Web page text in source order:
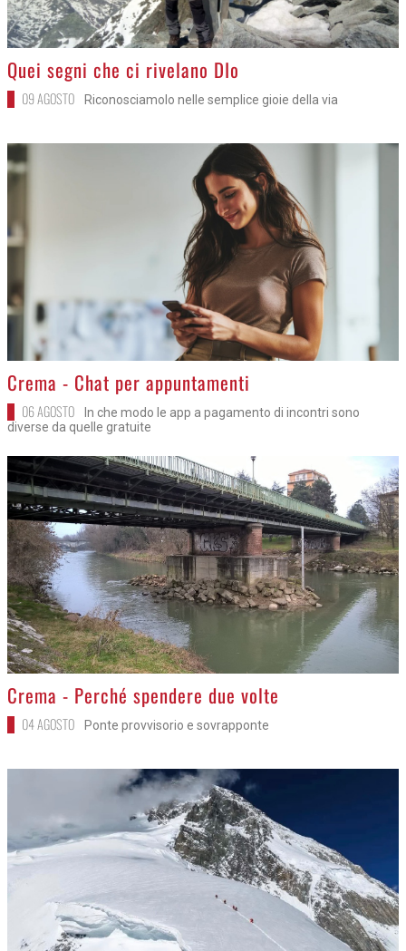
>
Quei segni che ci rivelano DIo
09 AGOSTO Riconosciamolo nelle semplice gioie della via
>
Crema - Chat per appuntamenti
06 AGOSTO
In che modo le app a pagamento di incontri sono
diverse da quelle gratuite
>
Crema - Perché spendere due volte
04 AGOSTO Ponte provvisorio e sovrapponte